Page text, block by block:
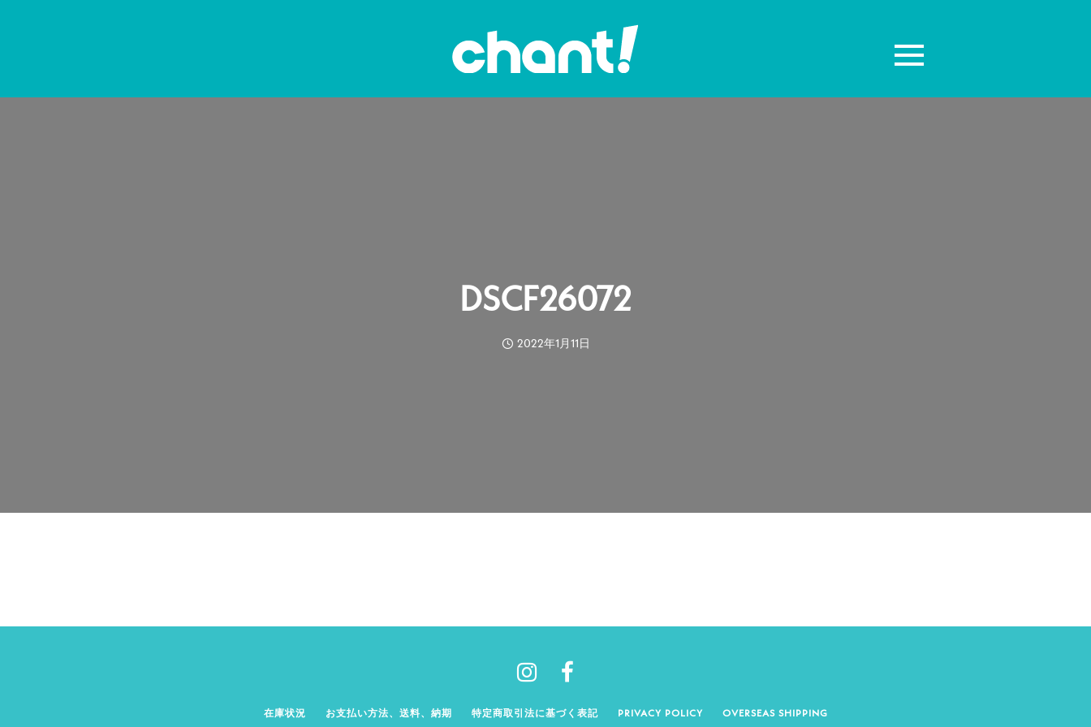
DSCF26072
2022年1月11日
在庫状況 お支払い方法、送料、納期 特定商取引法に基づく表記 PRIVACY POLICY OVERSEAS SHIPPING